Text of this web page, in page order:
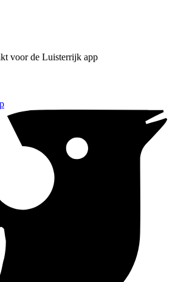
voor de Luisterrijk app